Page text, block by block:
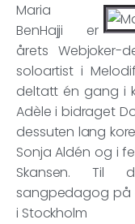
Maria
BenHajji er
årets
soloartist i
deltatt én gang i
Adèle i bidraget
dessuten lang
Sonja Aldén og i
Skansen. Til
sangpedagog på
i Stockholm